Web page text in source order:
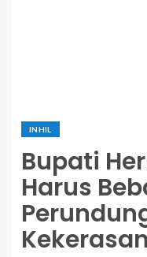
INHIL
Bupati
Harus
Kekerasan